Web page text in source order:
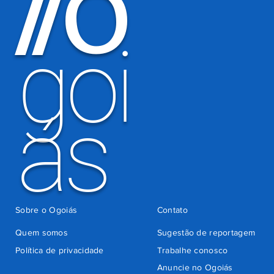
por
cobrança
indevida do
Detran-GO
há 5 dias
goi
ás
Quem somos
Sugestão de reportagem
Trabalhe conosco
Política de privacidade
Anuncie no Ogoiás
Contato
Sobre o Ogoiás